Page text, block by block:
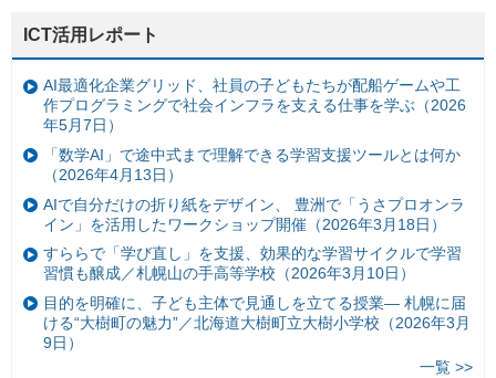
ICT活用レポート
AI最適化企業グリッド、社員の子どもたちが配船ゲームや工
作プログラミングで社会インフラを支える仕事を学ぶ（2026
年5月7日）
「数学AI」で途中式まで理解できる学習支援ツールとは何か
（2026年4月13日）
AIで自分だけの折り紙をデザイン、 豊洲で「うさプロオンラ
イン」を活用したワークショップ開催（2026年3月18日）
すららで「学び直し」を支援、効果的な学習サイクルで学習
習慣も醸成／札幌山の手高等学校（2026年3月10日）
目的を明確に、子ども主体で見通しを立てる授業— 札幌に届
ける“大樹町の魅力”／北海道大樹町立大樹小学校（2026年3月
9日）
一覧 >>